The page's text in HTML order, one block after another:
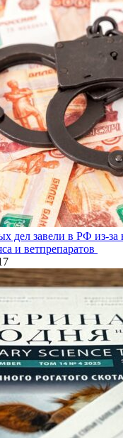
дел завели в РФ из-
и ветпрепаратов